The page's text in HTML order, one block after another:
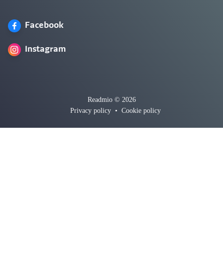
Facebook
Instagram
Readmio © 2026
Privacy policy • Cookie policy